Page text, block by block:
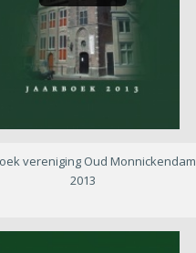
vereniging Oud Monnickendam
2013